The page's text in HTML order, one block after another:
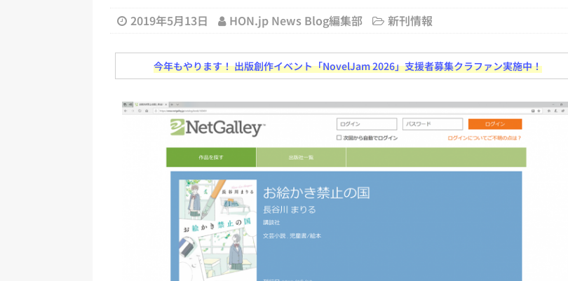
日刊出版ニュースまとめ
日刊出版ニュースまとめ
日刊出版ニュースまとめ 2026.07.31
[ 2026年7月30日 ]
チャットボット（ベータ版）を公開しました
お知らせ
[ 2026年7月30日 ]
ChatGPTが文体模写を拒否するようになど 日刊出版ニュースまとめ 2026.07.30
刊出版ニュースまとめ
[ 2026年8月7日 ]
週刊少年ジャンプの発行部数が100万部割れなど 日刊出版ニュースまとめ
日刊出版ニュースまとめ
[ 2026年8月6日 ]
2019年5月13日 HON.jp News Blog編集部 新刊情報
今年もやります！ 出版創作イベント「NovelJam 2026」支援者募集クラファン実施中！